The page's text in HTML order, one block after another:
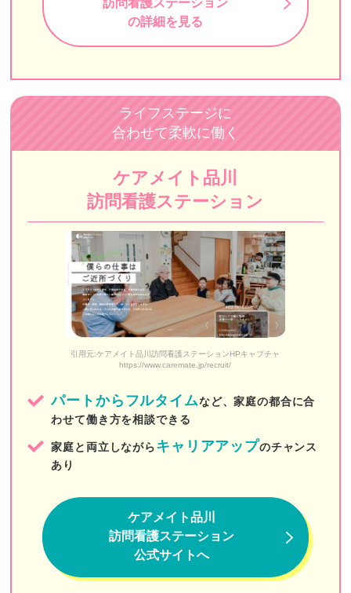
訪問看護ステーション ダイジョブ
up訪問看護リハビリステーション
ワンダフルサポート訪問看護ステーション
自由が丘訪問看護ステーション
賛育会訪問看護ステーション
ホウカンTOKYO
星医療酸器 訪問看護リハビリステーション巣鴨
K港ステーション
プレモ訪問看護リハビリステーション
しもふり訪問看護ステーション
よぞら訪問看護ステーション
訪問看護ステーションすずめが丘
zen place（ゼンプレイス）
ライフステージに
合わせて柔軟に働く
ケアメイト品川
訪問看護ステーション
引用元:ケアメイト品川訪問看護ステーションHPキャプチャ
https://www.caremate.jp/recruit/
パートからフルタイムなど、家庭の都合に合
わせて働き方を相談できる
家庭と両立しながらキャリアアップのチャンス
あり
ケアメイト品川
訪問看護ステーション
公式サイトへ
訪問看護ステーション
の詳細を見る